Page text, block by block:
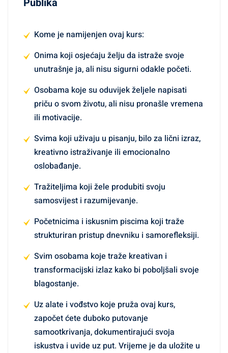
Kome je namijenjen ovaj kurs:
Onima koji osjećaju želju da istraže svoje
unutrašnje ja, ali nisu sigurni odakle početi.
Osobama koje su oduvijek željele napisati
priču o svom životu, ali nisu pronašle vremena
ili motivacije.
Svima koji uživaju u pisanju, bilo za lični izraz,
kreativno istraživanje ili emocionalno
oslobađanje.
Tražiteljima koji žele produbiti svoju
samosvijest i razumijevanje.
Početnicima i iskusnim piscima koji traže
strukturiran pristup dnevniku i samorefleksiji.
Svim osobama koje traže kreativan i
transformacijski izlaz kako bi poboljšali svoje
blagostanje.
Uz alate i vođstvo koje pruža ovaj kurs,
započet ćete duboko putovanje
samootkrivanja, dokumentirajući svoja
iskustva i uvide uz put. Vrijeme je da uložite u